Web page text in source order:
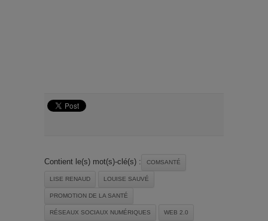
Contient le(s) mot(s)-clé(s) : COMSANTÉ
LISE RENAUD LOUISE SAUVÉ
PROMOTION DE LA SANTÉ
RÉSEAUX SOCIAUX NUMÉRIQUES WEB 2.0